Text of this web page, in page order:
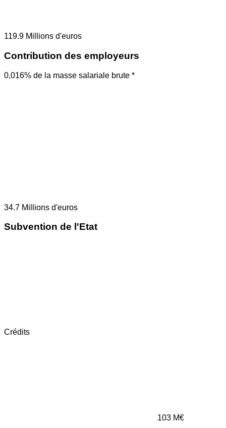
119.9 Millions d'euros
Contribution des employeurs
0,016% de la masse salariale brute *
34.7 Millions d'euros
Subvention de l'Etat
Crédits
103 M€